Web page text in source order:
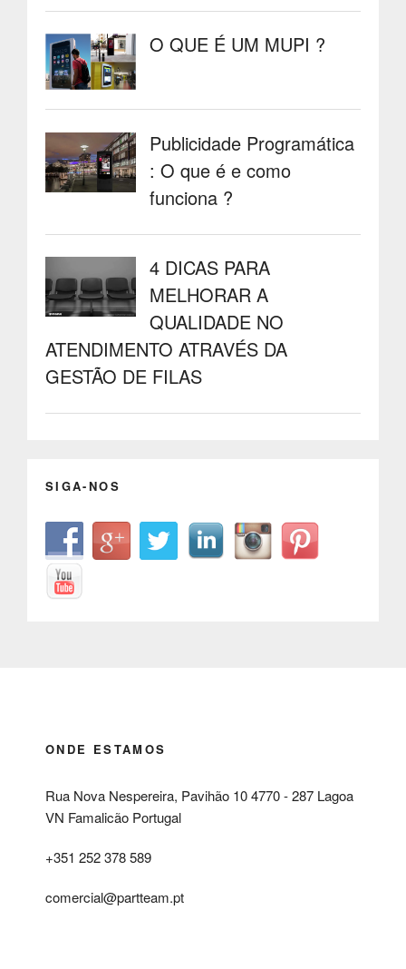
O QUE É UM MUPI ?
Publicidade Programática
: O que é e como
funciona ?
4 DICAS PARA
MELHORAR A
QUALIDADE NO
ATENDIMENTO ATRAVÉS DA
GESTÃO DE FILAS
SIGA-NOS
ONDE ESTAMOS
Rua Nova Nespereira, Pavihão 10 4770 - 287 Lagoa
VN Famalicão Portugal
+351 252 378 589
comercial@partteam.pt